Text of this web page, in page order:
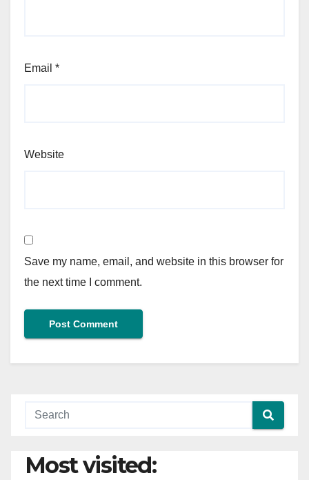
Email *
Website
Save my name, email, and website in this browser for
the next time I comment.
Most visited: